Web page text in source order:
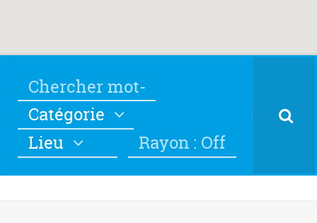
Catégorie
Lieu
Rayon : Off